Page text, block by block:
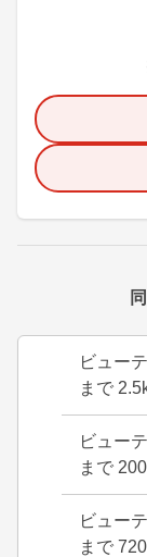
ビュー
まで
ビュー
まで
ビュー
まで